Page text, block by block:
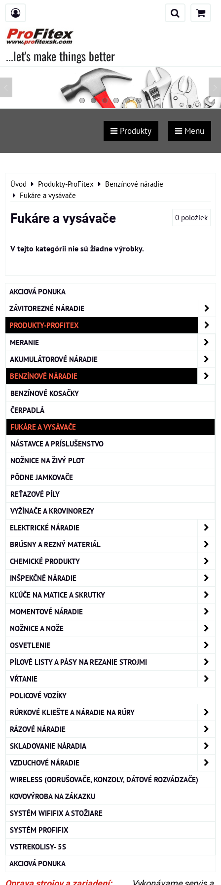
...let's make things better
Produkty Menu
Úvod Produkty-ProFitex
Benzínové náradie
Fukáre a vysávače
Fukáre a vysávače 0 položiek
AKCIOVÁ PONUKA
ZÁVITOREZNÉ NÁRADIE
PRODUKTY-PROFITEX
MERANIE
AKUMULÁTOROVÉ NÁRADIE
BENZÍNOVÉ NÁRADIE
BENZÍNOVÉ KOSAČKY
ČERPADLÁ
FUKÁRE A VYSÁVAČE
NÁSTAVCE A PRÍSLUŠENSTVO
NOŽNICE NA ŽIVÝ PLOT
PÔDNE JAMKOVAČE
REŤAZOVÉ PÍLY
VYŽÍNAČE A KROVINOREZY
ELEKTRICKÉ NÁRADIE
BRÚSNY A REZNÝ MATERIÁL
CHEMICKÉ PRODUKTY
INŠPEKČNÉ NÁRADIE
KĽÚČE NA MATICE A SKRUTKY
MOMENTOVÉ NÁRADIE
NOŽNICE A NOŽE
OSVETLENIE
PÍLOVÉ LISTY A PÁSY NA REZANIE STROJMI
VŔTANIE
POLICOVÉ VOZÍKY
RÚRKOVÉ KLIEŠTE A NÁRADIE NA RÚRY
RÁZOVÉ NÁRADIE
SKLADOVANIE NÁRADIA
VZDUCHOVÉ NÁRADIE
WIRELESS (ODRUŠOVAČE, KONZOLY, DÁTOVÉ ROZVÁDZAČE)
KOVOVÝROBA NA ZÁKAZKU
SYSTÉM WIFIFIX A STOŽIARE
SYSTÉM PROFIFIX
VSTREKOLISY- 5S
AKCIOVÁ PONUKA